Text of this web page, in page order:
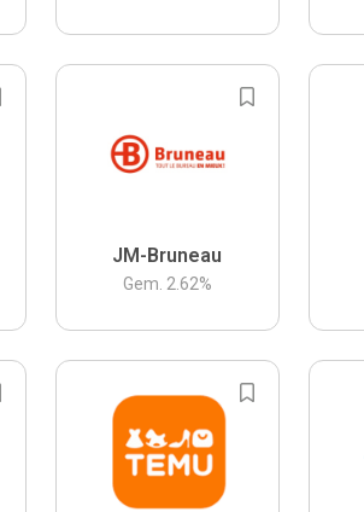
JM-Bruneau
Gem. 2.62%